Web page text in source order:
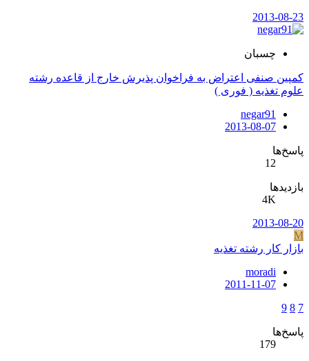
2013-08-23
چسبان
کمپین صنفی اعتراض به فراخوان پذیرش خارج از قاعده رشته
علوم تغذیه ( فوری )
negar91
2013-08-07
پاسخ‌ها
12
بازدیدها
4K
2013-08-20
M
بازار کار رشته تغذیه
moradi
2011-11-07
7
8
9
پاسخ‌ها
179